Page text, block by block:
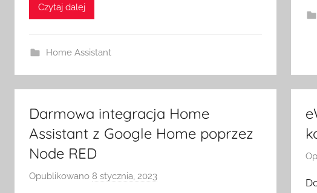
Czytaj dalej
Home Assistant
Darmowa integracja Home
Assistant z Google Home poprzez
Node RED
Opublikowano 8 stycznia, 2023